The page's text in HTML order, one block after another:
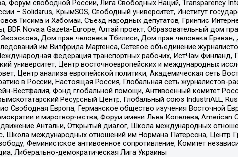
Форум свободной России, Лига Свободных Наций, Transparеncy
– Solidarus, КрымSOS, Свободный университет, Институт
Тисима и Хабомаи, Съезд народных депутатов, Гринпис
BDR Novaja Gazeta-Europe, Алтай проект, Образовательный дом
Дом прав человека Тбилиси, Дом прав человека
им Вилфрида Мартенса, Сетевое объединение
федерация транспортных рабочих, ИстЧам Финланд,
университет, Центр восточноевропейских и международных
Центр анализа европейской политики, Академическая сеть
в России, Настоящая Россия, Глобальная сеть журналистов-
Вестфалия, Фонд глобальной помощи, Антивоенный комитет
Ресурсный Центр, Глобальный союз IndustriALL,
Свободная Европа, Германское общество изучения Восточной
и миротворчества, Форум имени Льва Копелева, American
Антальи, Открытый диалог, Школа международных
Школа международных отношений им Нормана Патерсона, Центр
Феминистское антивоенное сопротивление, Комитет
Либерально-демократическая Лига Украины